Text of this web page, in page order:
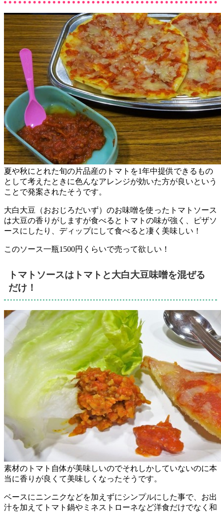
夏や秋にとれた旬の片品産のトマトを1年中提供できるもの
として考えたときに色んなアレンジが効いた方が良いという
ことで発案されたそうです。
大白大豆（おおじろだいず）のお味噌を使ったトマトソース
は大豆の香りがしますが食べるとトマトの味が強く、ピザソ
ースにしたり、ディップにして食べると凄く美味しい！
このソース一瓶1500円くらいで売って欲しい！
トマトソースはトマトと大白大豆味噌を混ぜる
だけ！
素材のトマト自体が美味しいのでそれしかしていないのに本
当に香りが良くて美味しくなったそうです。
ベースにニンニクなどを加えずにシンプルにした事で、お出
汁を加えてトマト鍋やミネストローネなど洋食だけでなく和